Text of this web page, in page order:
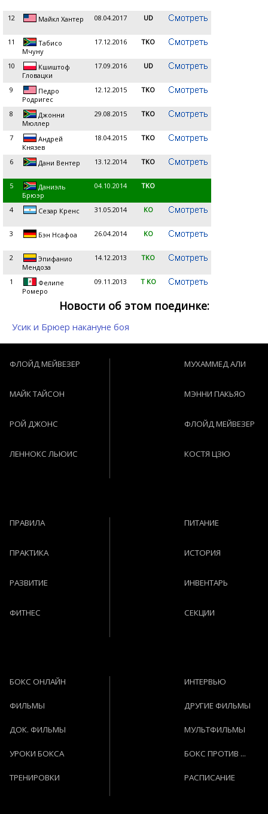
12 Майкл Хантер 08.04.2017 UD
11
Табисо
Мчуну
17.12.2016 TKO
10
Кшиштоф
Гловацки
17.09.2016 UD
9
Педро
Родригес
12.12.2015 TKO
8
Джонни
Мюллер
29.08.2015 TKO
7
Андрей
Князев
18.04.2015 TKO
6 Дани Вентер 13.12.2014 TKO
5
Даниэль
Брюэр
04.10.2014 TKO
4 Сезар Кренс 31.05.2014 KO
3 Бэн Нсафоа 26.04.2014 KO
2
Эпифанио
Мендоза
14.12.2013 TKO
1
Фелипе
Ромеро
09.11.2013 Т KO
Новости об этом поединке:
Усик и Брюер накануне боя
ФЛОЙД МЕЙВЕЗЕР
МАЙК ТАЙСОН
РОЙ ДЖОНС
ЛЕННОКС ЛЬЮИС
МУХАММЕД АЛИ
МЭННИ ПАКЬЯО
ФЛОЙД МЕЙВЕЗЕР
КОСТЯ ЦЗЮ
ПРАВИЛА
ПРАКТИКА
РАЗВИТИЕ
ФИТНЕС
ПИТАНИЕ
ИСТОРИЯ
ИНВЕНТАРЬ
СЕКЦИИ
БОКС ОНЛАЙН
ФИЛЬМЫ
ДОК. ФИЛЬМЫ
УРОКИ БОКСА
ТРЕНИРОВКИ
ИНТЕРВЬЮ
ДРУГИЕ ФИЛЬМЫ
МУЛЬТФИЛЬМЫ
БОКС ПРОТИВ ...
РАСПИСАНИЕ